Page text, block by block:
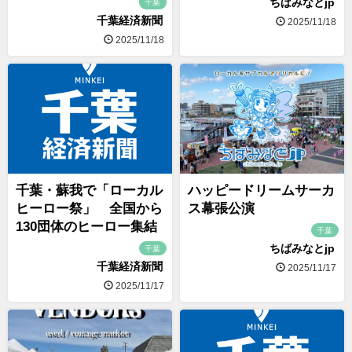
千葉
千葉経済新聞
2025/11/18
ちばみなとjp
2025/11/18
千葉・蘇我で「ローカル
ヒーロー祭」 全国から
130団体のヒーロー集結
千葉
千葉経済新聞
2025/11/17
ハッピードリームサーカ
ス幕張公演
千葉
ちばみなとjp
2025/11/17